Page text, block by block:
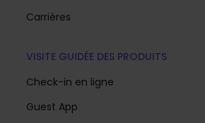
Carrières
VISITE GUIDÉE DES PRODUITS
Check-in en ligne
Guest App